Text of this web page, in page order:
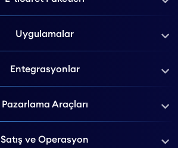
Uygulamalar
Entegrasyonlar
Pazarlama Araçları
Satış ve Operasyon